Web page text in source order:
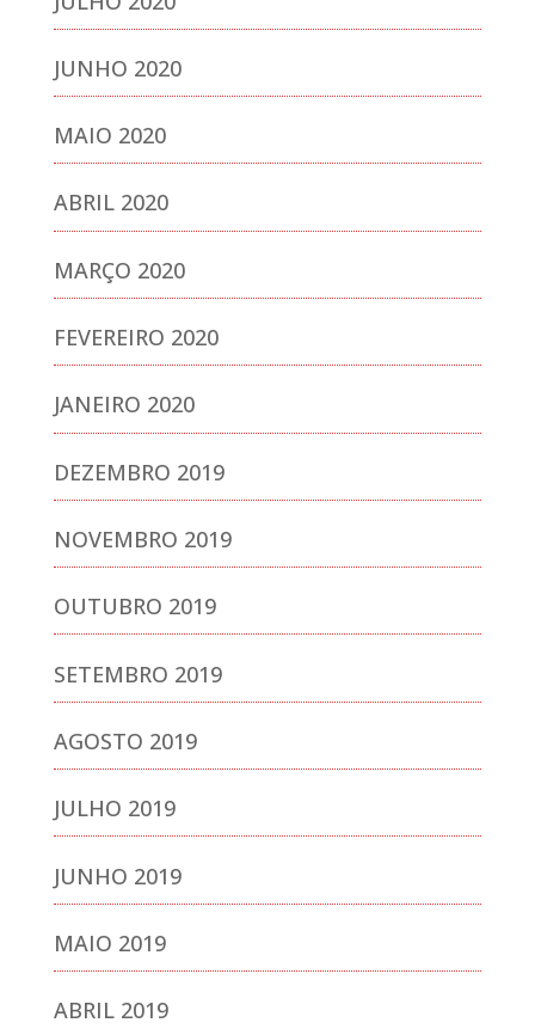
JUNHO 2020
MAIO 2020
ABRIL 2020
MARÇO 2020
FEVEREIRO 2020
JANEIRO 2020
DEZEMBRO 2019
NOVEMBRO 2019
OUTUBRO 2019
SETEMBRO 2019
AGOSTO 2019
JULHO 2019
JUNHO 2019
MAIO 2019
ABRIL 2019